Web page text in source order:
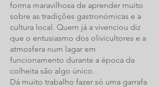
forma maravilhosa de aprender muito
sobre as tradições gastronómicas e a
cultura local. Quem já a vivenciou diz
que o entusiasmo dos olivicultores e a
atmosfera num lagar em
funcionamento durante a época da
colheita são algo único.
Dá muito trabalho fazer só uma garrafa